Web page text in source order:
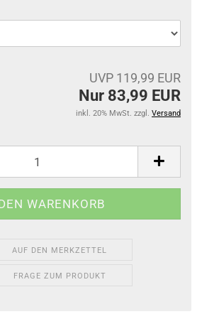
UVP 119,99 EUR
Nur 83,99 EUR
inkl. 20% MwSt. zzgl. Versand
AUF DEN MERKZETTEL
FRAGE ZUM PRODUKT